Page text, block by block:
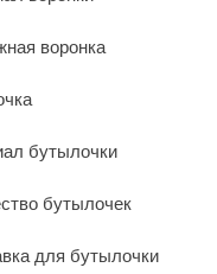
воронка
бутылочки
бутылочек
для бутылочки